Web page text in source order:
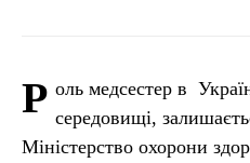
Р оль медсестер в
середовищі,
Міністерство охорони